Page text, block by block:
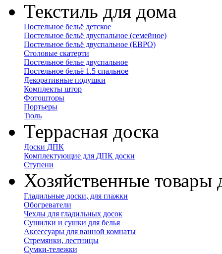
Текстиль для дома
Постельное бельё детское
Постельное бельё двуспальное (семейное)
Постельное бельё двуспальное (ЕВРО)
Столовые скатерти
Постельное белье двуспальное
Постельное бельё 1.5 спальное
Декоративные подушки
Комплекты штор
Фотошторы
Портьеры
Тюль
Террасная доска
Доски ДПК
Комплектующие для ДПК доски
Ступени
Хозяйственные товары
Гладильные доски, для глажки
Обогреватели
Чехлы для гладильных досок
Сушилки и сушки для белья
Аксессуары для ванной комнаты
Стремянки, лестницы
Сумки-тележки